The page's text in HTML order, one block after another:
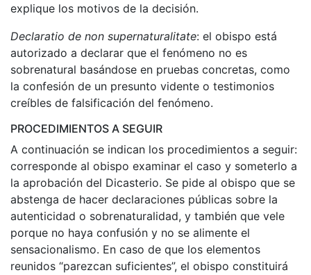
explique los motivos de la decisión.
Declaratio de non supernaturalitate: el obispo está
autorizado a declarar que el fenómeno no es
sobrenatural basándose en pruebas concretas, como
la confesión de un presunto vidente o testimonios
creíbles de falsificación del fenómeno.
PROCEDIMIENTOS A SEGUIR
A continuación se indican los procedimientos a seguir:
corresponde al obispo examinar el caso y someterlo a
la aprobación del Dicasterio. Se pide al obispo que se
abstenga de hacer declaraciones públicas sobre la
autenticidad o sobrenaturalidad, y también que vele
porque no haya confusión y no se alimente el
sensacionalismo. En caso de que los elementos
reunidos “parezcan suficientes”, el obispo constituirá